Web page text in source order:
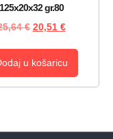
125x20x32 gr.80
€ 20,51 €
u košaricu